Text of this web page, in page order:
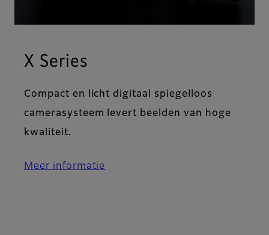
X Series
Compact en licht digitaal spiegelloos
camerasysteem levert beelden van hoge
kwaliteit.
Meer informatie